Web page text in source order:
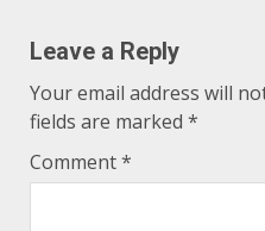
Leave a Reply
Your email address will
fields are marked *
Comment*